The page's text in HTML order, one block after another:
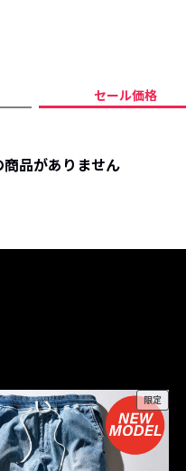
プライバシーポリシー
セール価格
商品がありません
限定